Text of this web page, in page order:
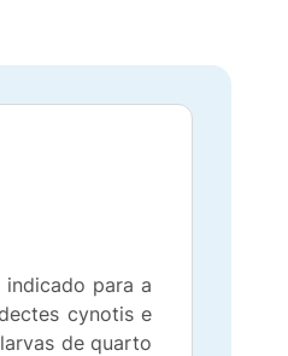
para a
cynotis e
de quarto